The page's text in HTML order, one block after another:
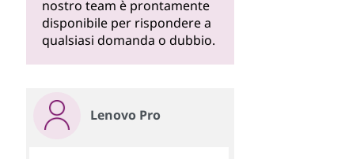
nostro team è prontamente
disponibile per rispondere a
qualsiasi domanda o dubbio.
Lenovo Pro